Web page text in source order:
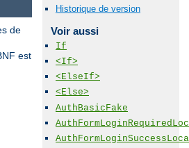
Historique de version
Voir aussi
If
<If>
<ElseIf>
<Else>
AuthBasicFake
de
est